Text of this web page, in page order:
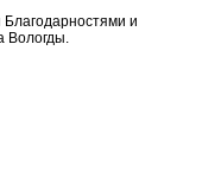
и
Вологды.